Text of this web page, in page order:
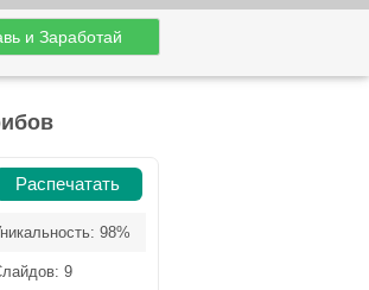
и Заработай
Распечатать
98%
9